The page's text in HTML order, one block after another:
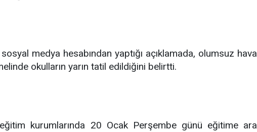
medya hesabından yaptığı açıklamada, olumsuz hava
okulların yarın tatil edildiğini belirtti.
kurumlarında 20 Ocak Perşembe günü eğitime ara